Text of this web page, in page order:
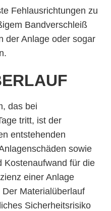
Fehlausrichtungen zu
Bandverschleiß
der Anlage oder sogar
das bei
tritt, ist der
entstehenden
sowie
Kostenaufwand für die
einer Anlage
Materialüberlauf
Sicherheitsrisiko